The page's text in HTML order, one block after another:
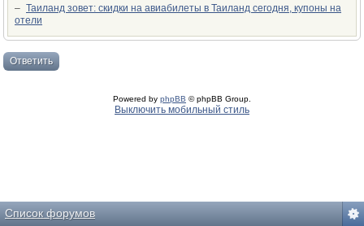
– Таиланд зовет: скидки на авиабилеты в Таиланд сегодня, купоны на
отели
Ответить
Powered by phpBB © phpBB Group.
Выключить мобильный стиль
Список форумов